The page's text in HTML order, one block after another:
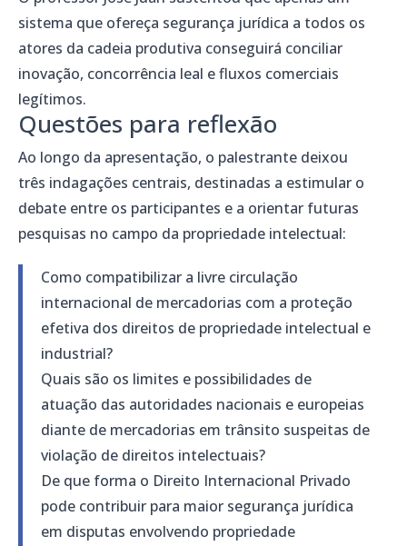
sistema que ofereça segurança jurídica a todos os
atores da cadeia produtiva conseguirá conciliar
inovação, concorrência leal e fluxos comerciais
legítimos.
Questões para reflexão
Ao longo da apresentação, o palestrante deixou
três indagações centrais, destinadas a estimular o
debate entre os participantes e a orientar futuras
pesquisas no campo da propriedade intelectual:
Como compatibilizar a livre circulação
internacional de mercadorias com a proteção
efetiva dos direitos de propriedade intelectual e
industrial?
Quais são os limites e possibilidades de
atuação das autoridades nacionais e europeias
diante de mercadorias em trânsito suspeitas de
violação de direitos intelectuais?
De que forma o Direito Internacional Privado
pode contribuir para maior segurança jurídica
em disputas envolvendo propriedade